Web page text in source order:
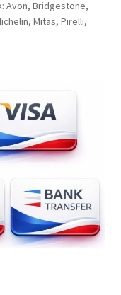
Avon, Bridgestone,
Mitas, Pirelli,